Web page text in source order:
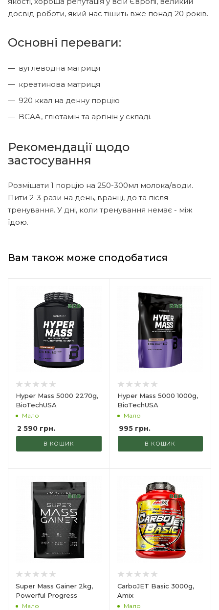
досвід роботи, який нас тішить вже понад 20 років.
Основні переваги:
вуглеводна матриця
креатинова матриця
920 ккал на денну порцію
BCAA, глютамін та аргінін у складі.
Рекомендації щодо
застосування
Розмішати 1 порцію на 250-300мл молока/води.
Пити 2-3 рази на день, вранці, до та після
тренування. У дні, коли тренування немає - між
їдою.
Вам також може сподобатися
Hyper Mass 5000 2270g,
BioTechUSA
Мало
2 590 грн.
В КОШИК
Hyper Mass 5000 1000g,
BioTechUSA
Мало
995грн.
В КОШИК
Super Mass Gainer 2kg,
Powerful Progress
Мало
CarboJET Basic 3000g,
Amix
Мало